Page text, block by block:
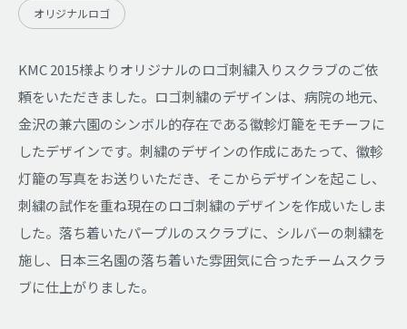
オリジナルロゴ
KMC 2015様よりオリジナルのロゴ刺繍入りスクラブのご依
頼をいただきました。ロゴ刺繍のデザインは、病院の地元、
金沢の兼六園のシンボル的存在である徽軫灯籠をモチーフに
したデザインです。刺繍のデザインの作成にあたって、徽軫
灯籠の写真をお送りいただき、そこからデザインを起こし、
刺繍の試作を重ね現在のロゴ刺繍のデザインを作成いたしま
した。落ち着いたパープルのスクラブに、シルバーの刺繍を
施し、日本三名園の落ち着いた雰囲気に合ったチームスクラ
ブに仕上がりました。